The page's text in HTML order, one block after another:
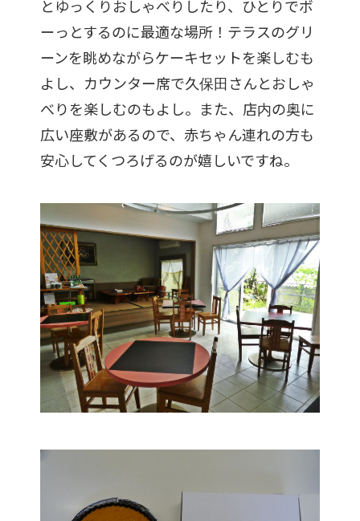
とゆっくりおしゃべりしたり、ひとりでボ
ーっとするのに最適な場所！テラスのグリ
ーンを眺めながらケーキセットを楽しむも
よし、カウンター席で久保田さんとおしゃ
べりを楽しむのもよし。また、店内の奥に
広い座敷があるので、赤ちゃん連れの方も
安心してくつろげるのが嬉しいですね。